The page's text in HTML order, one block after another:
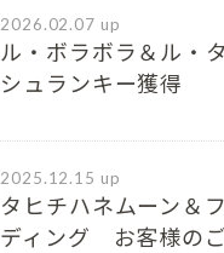
2026.02.07 up
ル・ボラボラ＆ル・
シュランキー獲得
2025.12.15 up
タヒチハネムーン＆
ディング お客様の